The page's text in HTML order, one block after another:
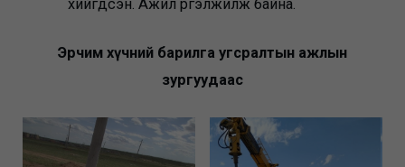
хийгдсэн. Ажил үргэлжилж байна.
Эрчим хүчний барилга угсралтын ажлын
зургуудаас